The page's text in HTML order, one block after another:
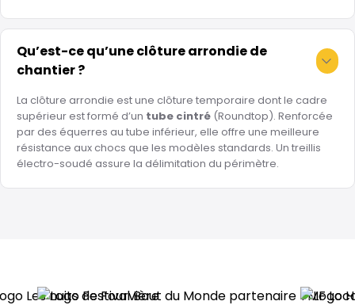
Qu’est-ce qu’une clôture arrondie de
chantier ?
La clôture arrondie est une clôture temporaire dont le cadre
supérieur est formé d’un tube cintré (Roundtop). Renforcée
par des équerres au tube inférieur, elle offre une meilleure
résistance aux chocs que les modèles standards. Un treillis
électro-soudé assure la délimitation du périmètre.